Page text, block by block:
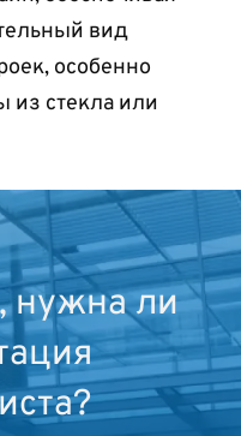
вид
особенно
из стекла или
нужна ли